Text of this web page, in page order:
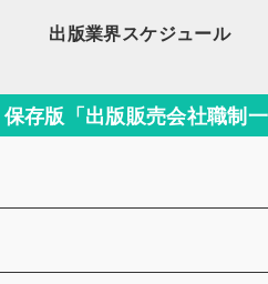
出版業界スケジュール
保存版「出版販売会社職制